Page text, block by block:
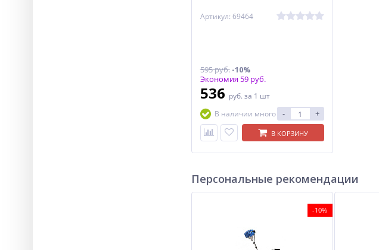
Артикул: 69464
595 руб.-10%
Экономия 59 руб.
536 руб. за 1 шт
В наличии много
- +
В КОРЗИНУ
Персональные рекомендации
-10%